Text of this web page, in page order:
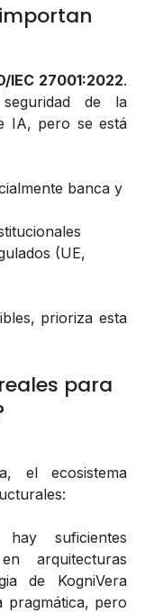
IEC 27001:2022.
de la
IA, pero se está
banca y
(UE,
prioriza esta
para
el ecosistema
suficientes
arquitecturas
de KogniVera
pragmática, pero